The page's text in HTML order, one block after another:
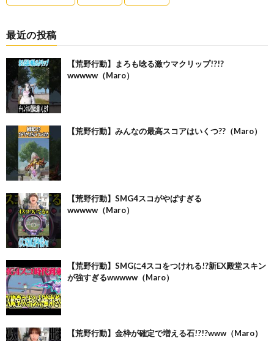
最近の投稿
【荒野行動】まろも唸る激ウマクリップ!?!?
wwwww（Maro）
【荒野行動】みんなの最高スコアはいくつ??（Maro）
【荒野行動】SMG4スコがやばすぎる
wwwww（Maro）
【荒野行動】SMGに4スコをつけれる!?新EX殿堂スキン
が強すぎるwwwww（Maro）
【荒野行動】金枠が確定で増える石!?!?www（Maro）